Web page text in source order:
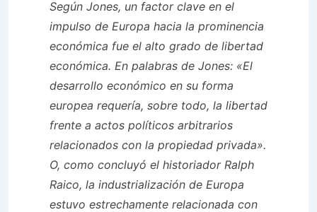
Según Jones, un factor clave en el
impulso de Europa hacia la prominencia
económica fue el alto grado de libertad
económica. En palabras de Jones: «El
desarrollo económico en su forma
europea requería, sobre todo, la libertad
frente a actos políticos arbitrarios
relacionados con la propiedad privada».
O, como concluyó el historiador Ralph
Raico, la industrialización de Europa
estuvo estrechamente relacionada con